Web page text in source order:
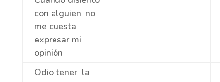
con alguien, no
me cuesta
expresar mi
opinión
Odio tener la